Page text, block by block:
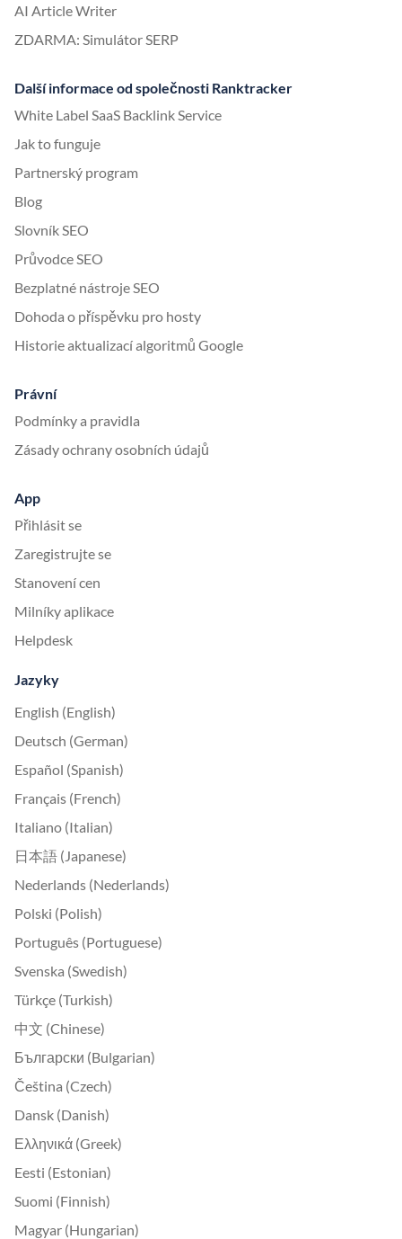
AI Article Writer
ZDARMA: Simulátor SERP
Další informace od společnosti Ranktracker
White Label SaaS Backlink Service
Jak to funguje
Partnerský program
Blog
Slovník SEO
Průvodce SEO
Bezplatné nástroje SEO
Dohoda o příspěvku pro hosty
Historie aktualizací algoritmů Google
Právní
Podmínky a pravidla
Zásady ochrany osobních údajů
App
Přihlásit se
Zaregistrujte se
Stanovení cen
Milníky aplikace
Helpdesk
Jazyky
English (English)
Deutsch (German)
Español (Spanish)
Français (French)
Italiano (Italian)
日本語 (Japanese)
Nederlands (Nederlands)
Polski (Polish)
Português (Portuguese)
Svenska (Swedish)
Türkçe (Turkish)
中文 (Chinese)
Български (Bulgarian)
Čeština (Czech)
Dansk (Danish)
Ελληνικά (Greek)
Eesti (Estonian)
Suomi (Finnish)
Magyar (Hungarian)